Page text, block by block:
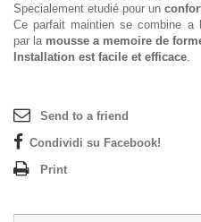
Specialement etudié pour un
Ce parfait maintien se combine a
par la mousse a memoire de
Installation est facile et efficace.
Send to a friend
Condividi su Facebook!
Print